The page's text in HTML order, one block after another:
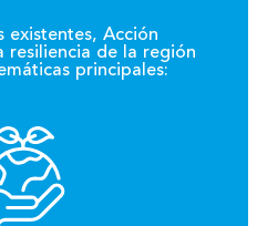
existentes, Acción
resiliencia de la región
principales: